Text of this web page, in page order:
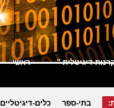
דיגיטלית " ראשי
בתי-ספר כלים-דיגיטליים